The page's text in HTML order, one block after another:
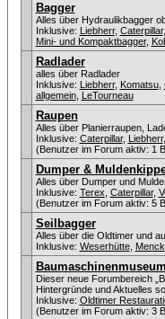
Bagger
Alles über Hydraulikbagger
Inklusive: Liebherr, Caterpillar,
Mini- und Kompaktbagger,
Radlader
alles über Radlader
Inklusive: Liebherr, Komatsu,
allgemein, LeTourneau
Raupen
Alles über Planierraupen,
Inklusive: Caterpillar, Liebherr,
(Benutzer im Forum aktiv: 1
Dumper &
Alles über Dumper und
Inklusive: Terex Caterpillar,
(Benutzer im Forum aktiv: 5
Seilbagger
Alles über die Oldtimer und
Inklusive: Weserhütte, Menck
Baumaschinenmuseum
Dieser neue Forumbereich
Hintergründe und Aktuelles
Inklusive: Oldtimer
(Benutzer im Forum aktiv: 3